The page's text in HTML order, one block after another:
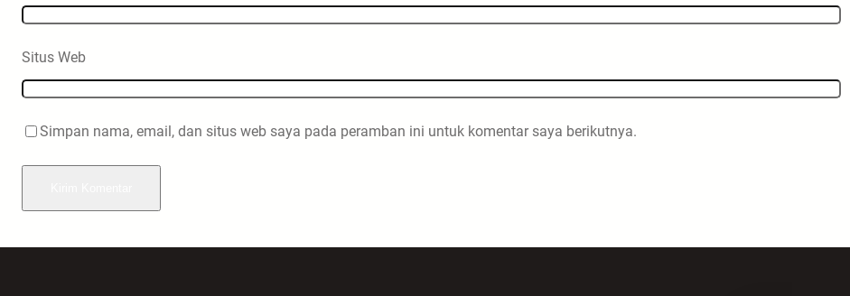
Situs Web
Simpan nama, email, dan situs web saya pada peramban ini untuk komentar saya berikutnya.